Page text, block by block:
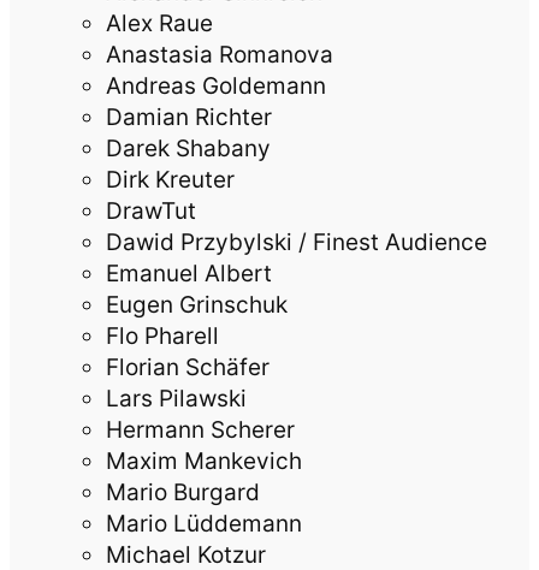
Alex Raue
Anastasia Romanova
Andreas Goldemann
Damian Richter
Darek Shabany
Dirk Kreuter
DrawTut
Dawid Przybylski / Finest Audience
Emanuel Albert
Eugen Grinschuk
Flo Pharell
Florian Schäfer
Lars Pilawski
Hermann Scherer
Maxim Mankevich
Mario Burgard
Mario Lüddemann
Michael Kotzur